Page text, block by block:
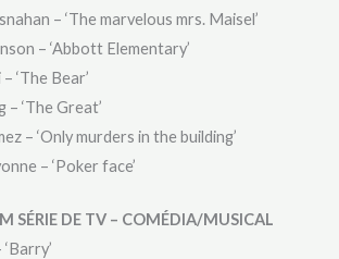
– ‘The marvelous mrs. Maisel’
– ‘Abbott Elementary’
‘The Bear’
– ‘The Great’
– ‘Only murders in the building’
– ‘Poker face’
SÉRIE DE TV – COMÉDIA/MUSICAL